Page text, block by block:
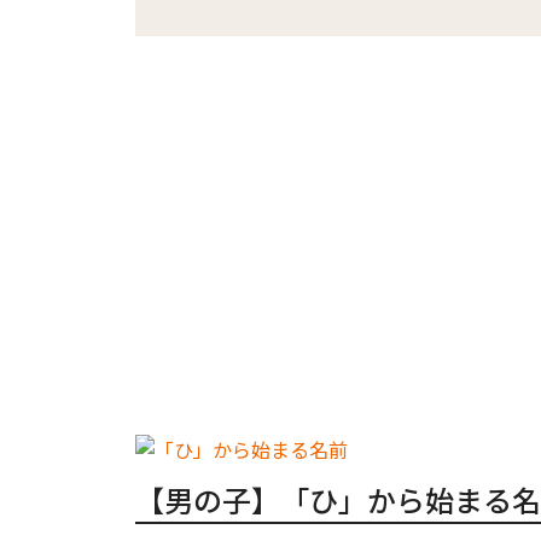
【男の子】「ひ」から始まる